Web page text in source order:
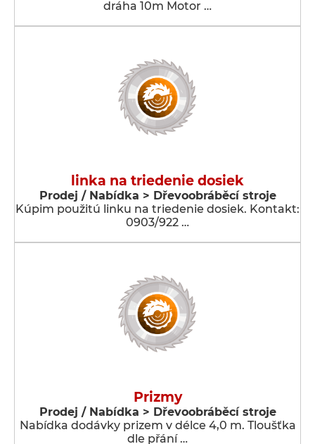
dráha 10m Motor …
linka na triedenie dosiek
Prodej / Nabídka > Dřevoobráběcí stroje
Kúpim použitú linku na triedenie dosiek. Kontakt:
0903/922 …
Prizmy
Prodej / Nabídka > Dřevoobráběcí stroje
Nabídka dodávky prizem v délce 4,0 m. Tloušťka
dle přání …